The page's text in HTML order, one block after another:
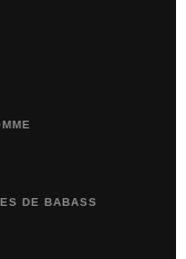
DE BABASS